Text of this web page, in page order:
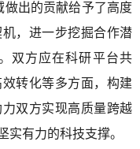
做出的贡献给予了高度
，进一步挖掘合作潜
双方应在科研平台共
转化等多方面，构建
双方实现高质量跨越
实有力的科技支撑。